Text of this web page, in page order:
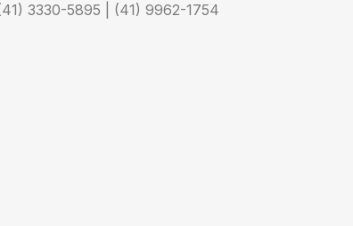
3330-5895 | (41) 9962-1754